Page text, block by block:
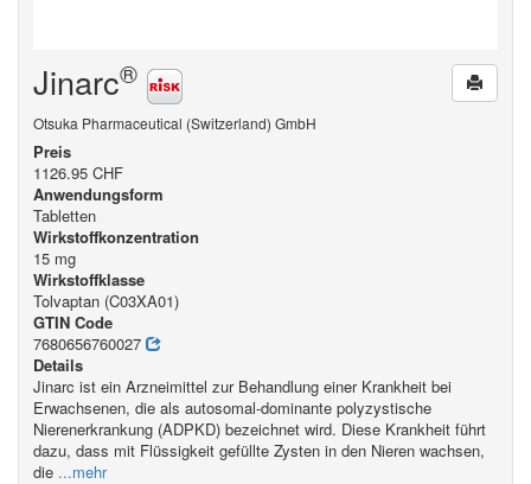
Jinarc®
Otsuka Pharmaceutical (Switzerland) GmbH
Preis
1126.95 CHF
Anwendungsform
Tabletten
Wirkstoffkonzentration
15 mg
Wirkstoffklasse
Tolvaptan (C03XA01)
GTIN Code
7680656760027
Details
Jinarc ist ein Arzneimittel zur Behandlung einer Krankheit bei
Erwachsenen, die als autosomal-dominante polyzystische
Nierenerkrankung (ADPKD) bezeichnet wird. Diese Krankheit führt
dazu, dass mit Flüssigkeit gefüllte Zysten in den Nieren wachsen,
die ...mehr